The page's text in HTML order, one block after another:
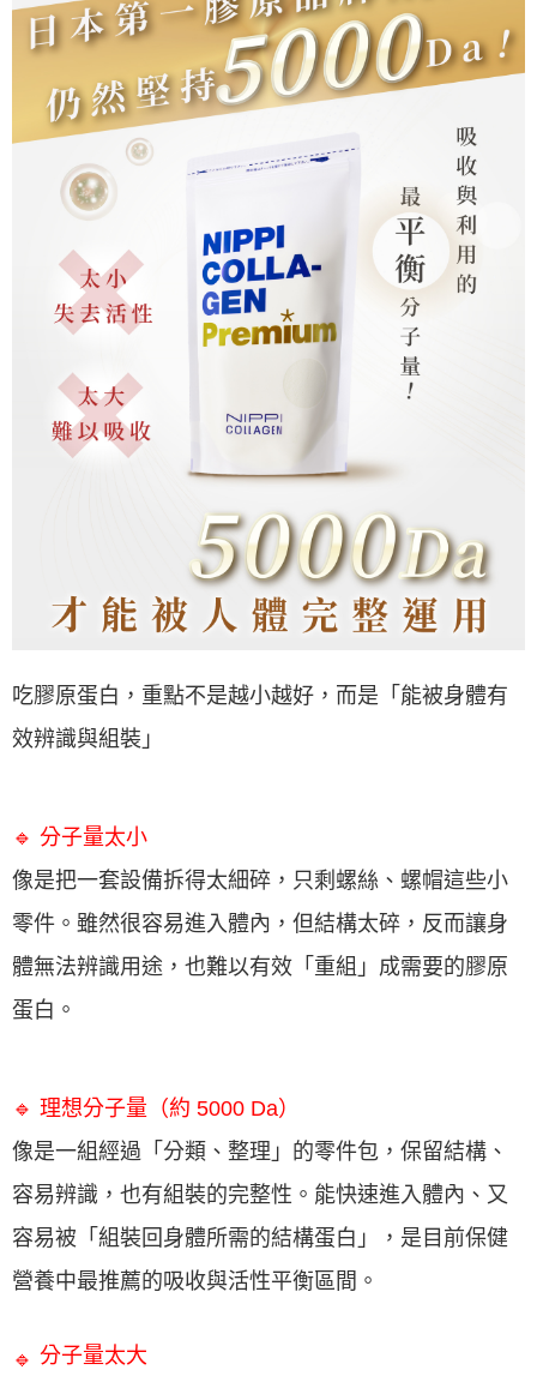
吃膠原蛋白，重點不是越小越好，而是「能被身體有
效辨識與組裝」
🔹 分子量太小
像是把一套設備拆得太細碎，只剩螺絲、螺帽這些小
零件。雖然很容易進入體內，但結構太碎，反而讓身
體無法辨識用途，也難以有效「重組」成需要的膠原
蛋白。
🔹 理想分子量（約 5000 Da）
像是一組經過「分類、整理」的零件包，保留結構、
容易辨識，也有組裝的完整性。能快速進入體內、又
容易被「組裝回身體所需的結構蛋白」，是目前保健
營養中最推薦的吸收與活性平衡區間。
🔹 分子量太大